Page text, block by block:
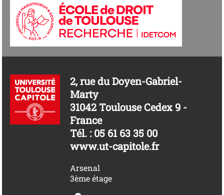
2, rue du Doyen-Gabriel-
Marty
31042 Toulouse Cedex 9 -
France
Tél. : 05 61 63 35 00
www.ut-capitole.fr
Arsenal
3ème étage